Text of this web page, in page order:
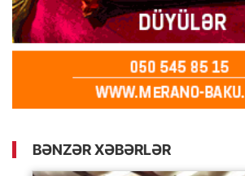
BƏNZƏR XƏBƏRLƏR